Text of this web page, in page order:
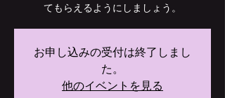
てもらえるようにしましょう。
お申し込みの受付は終了しまし
た。
他のイベントを見る